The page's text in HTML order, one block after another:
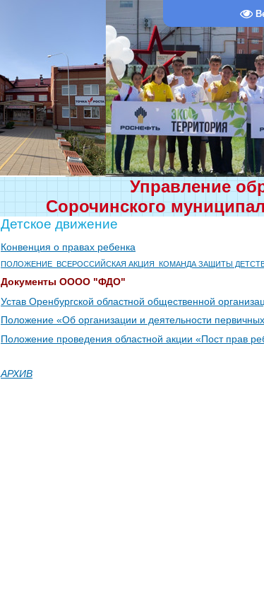
Управление
Сорочинского
Детское движение
Конвенция о правах ребенка
ПОЛОЖЕНИЕ_ВСЕРОССИЙСКАЯ АКЦИЯ_КОМАНДА ЗАЩИТЫ
Документы ОООО "ФДО"
Устав Оренбургской областной общественной
Положение «Об организации и деятельности
Положение проведения областной акции «Пост прав
АРХИВ